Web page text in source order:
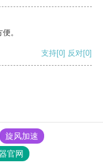
。
支持[0] 反对[0]
旋风加速
官网